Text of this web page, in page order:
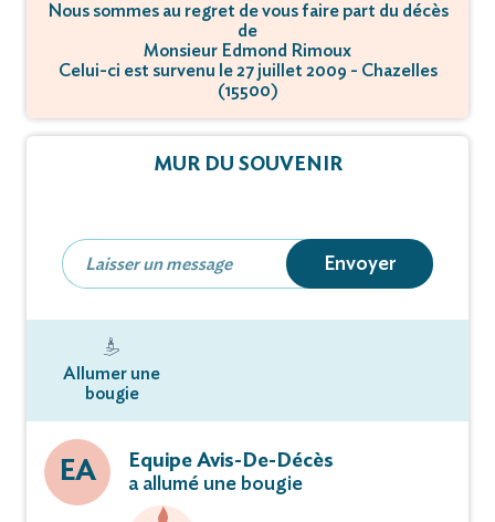
Nous sommes au regret de vous faire part du décès
de
Monsieur Edmond Rimoux
Celui-ci est survenu le 27 juillet 2009 - Chazelles
(15500)
MUR DU SOUVENIR
Envoyer
Allumer une
bougie
EA
Equipe Avis-De-Décès
a allumé une bougie